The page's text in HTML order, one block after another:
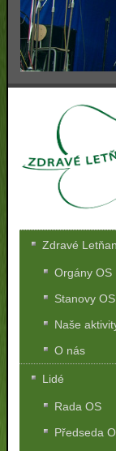
Zdravé
Orgány OS
Stanovy OS
Naše
O nás
Lidé
Rada OS
Předseda